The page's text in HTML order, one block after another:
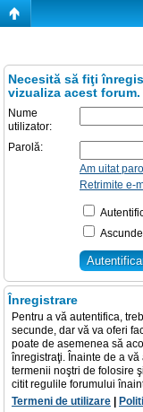
Necesită să fiţi
vizualiza acest forum.
Nume
utilizator:
Parolă:
Am uitat
Retrimite e-
Înregistrare
Pentru a vă autentifica,
secunde, dar vă va oferi
poate de asemenea să
înregistraţi. Înainte de a
termenii noştri de folosire
citit regulile forumului
Termeni de utilizare